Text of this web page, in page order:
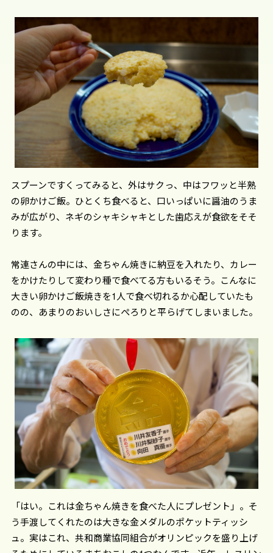
スプーンですくってみると、外はサクっ、中はフワッと半熟
の卵かけご飯。ひとくち食べると、口いっぱいに醤油のうま
みが広がり、ネギのシャキシャキとした歯応えが食欲をそそ
ります。
常連さんの中には、金ちゃん焼きに納豆を入れたり、カレー
をかけたりして変わり種で食べてる方もいるそう。こんなに
大きい卵かけご飯焼きを1人で食べ切れるか心配していたも
のの、あまりのおいしさにぺろりと平らげてしまいました。
「はい。これは金ちゃん焼きを食べた人にプレゼント」。そ
う手渡してくれたのは大きな金メダルのポケットティッシ
ュ。実はこれ、共和商業協同組合がオリンピックを盛り上げ